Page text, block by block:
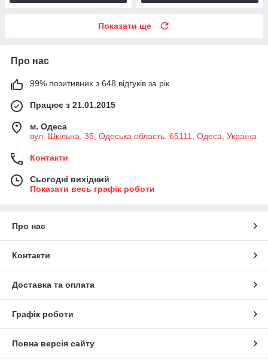
Показати ще
Про нас
99% позитивних з 648 відгуків за рік
Працює з 21.01.2015
м. Одеса
вул. Шкільна, 35, Одеська область, 65111, Одеса, Україна
Контакти
Сьогодні вихідний
Показати весь графік роботи
Про нас
Контакти
Доставка та оплата
Графік роботи
Повна версія сайту